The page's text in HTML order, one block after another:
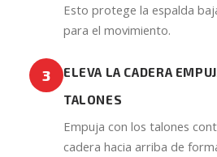
Esto protege la espalda
para el movimiento.
3
ELEVA LA CADERA
TALONES
Empuja con los talones
cadera hacia arriba de